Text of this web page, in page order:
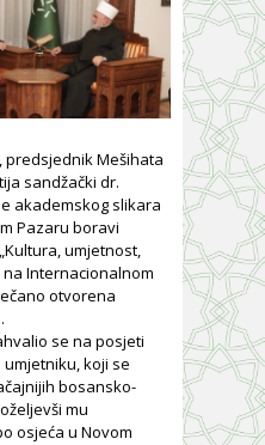
predsjednik Mešihata
sandžački dr.
akademskog slikara
Pazaru boravi
umjetnost,
Internacionalnom
otvorena
se na posjeti
koji se
bosansko-
mu
osjeća u Novom